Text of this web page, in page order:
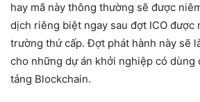
hay mã này thông thường sẽ được
dịch riêng biệt ngay sau đợt ICO được
trường thứ cấp. Đợt phát hành này sẽ
cho những dự án khởi nghiệp có dùng
tảng Blockchain.